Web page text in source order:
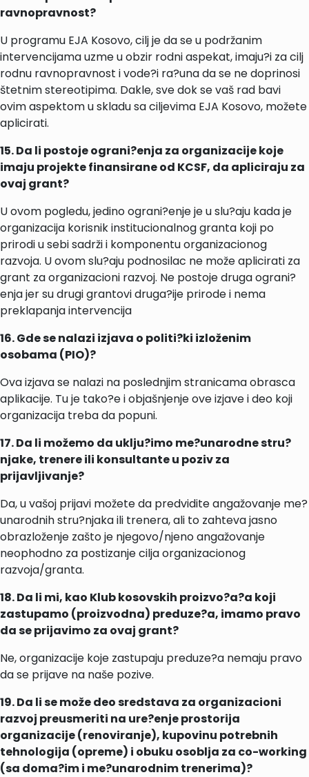
ravnopravnost?
U programu EJA Kosovo, cilj je da se u podržanim
intervencijama uzme u obzir rodni aspekat, imaju?i za cilj
rodnu ravnopravnost i vode?i ra?una da se ne doprinosi
štetnim stereotipima. Dakle, sve dok se vaš rad bavi
ovim aspektom u skladu sa ciljevima EJA Kosovo, možete
aplicirati.
15. Da li postoje ograni?enja za organizacije koje
imaju projekte finansirane od KCSF, da apliciraju za
ovaj grant?
U ovom pogledu, jedino ograni?enje je u slu?aju kada je
organizacija korisnik institucionalnog granta koji po
prirodi u sebi sadrži i komponentu organizacionog
razvoja. U ovom slu?aju podnosilac ne može aplicirati za
grant za organizacioni razvoj. Ne postoje druga ograni?
enja jer su drugi grantovi druga?ije prirode i nema
preklapanja intervencija
16. Gde se nalazi izjava o politi?ki izloženim
osobama (PIO)?
Ova izjava se nalazi na poslednjim stranicama obrasca
aplikacije. Tu je tako?e i objašnjenje ove izjave i deo koji
organizacija treba da popuni.
17. Da li možemo da uklju?imo me?unarodne stru?
njake, trenere ili konsultante u poziv za
prijavljivanje?
Da, u vašoj prijavi možete da predvidite angažovanje me?
unarodnih stru?njaka ili trenera, ali to zahteva jasno
obrazloženje zašto je njegovo/njeno angažovanje
neophodno za postizanje cilja organizacionog
razvoja/granta.
18. Da li mi, kao Klub kosovskih proizvo?a?a koji
zastupamo (proizvodna) preduze?a, imamo pravo
da se prijavimo za ovaj grant?
Ne, organizacije koje zastupaju preduze?a nemaju pravo
da se prijave na naše pozive.
19. Da li se može deo sredstava za organizacioni
razvoj preusmeriti na ure?enje prostorija
organizacije (renoviranje), kupovinu potrebnih
tehnologija (opreme) i obuku osoblja za co-working
(sa doma?im i me?unarodnim trenerima)?